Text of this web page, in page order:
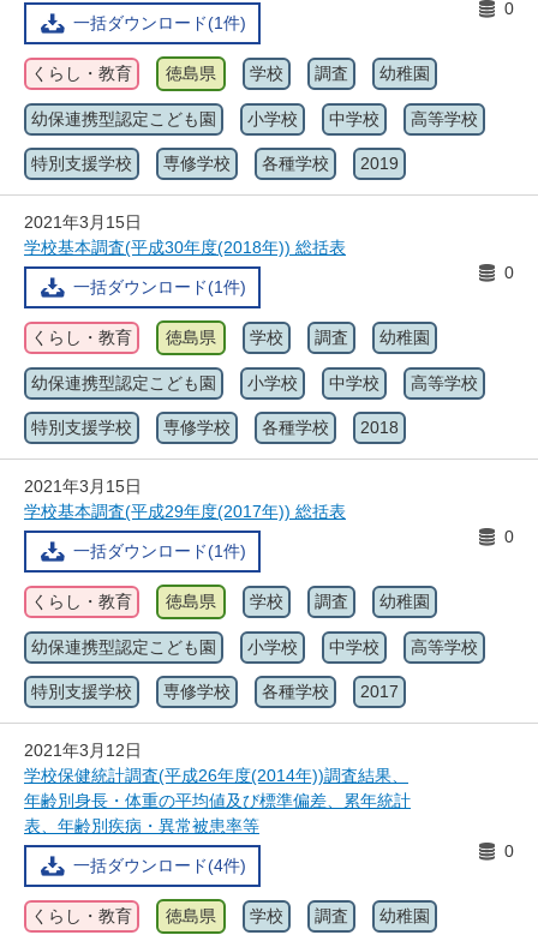
一括ダウンロード(1件)
0
くらし・教育 徳島県 学校 調査 幼稚園
幼保連携型認定こども園 小学校 中学校 高等学校
特別支援学校 専修学校 各種学校 2019
2021年3月15日
学校基本調査(平成30年度(2018年)) 総括表
一括ダウンロード(1件)
0
くらし・教育 徳島県 学校 調査 幼稚園
幼保連携型認定こども園 小学校 中学校 高等学校
特別支援学校 専修学校 各種学校 2018
2021年3月15日
学校基本調査(平成29年度(2017年)) 総括表
一括ダウンロード(1件)
0
くらし・教育 徳島県 学校 調査 幼稚園
幼保連携型認定こども園 小学校 中学校 高等学校
特別支援学校 専修学校 各種学校 2017
2021年3月12日
学校保健統計調査(平成26年度(2014年))調査結果、
年齢別身長・体重の平均値及び標準偏差、累年統計
表、年齢別疾病・異常被患率等
一括ダウンロード(4件)
0
くらし・教育 徳島県 学校 調査 幼稚園